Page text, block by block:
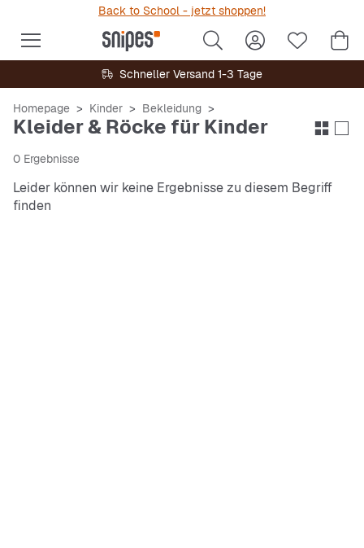
Back to School - jetzt shoppen!
Schneller Versand 1-3 Tage
Homepage Kinder Bekleidung
Kleider & Röcke für Kinder
0 Ergebnisse
Leider können wir keine Ergebnisse zu diesem Begriff
finden